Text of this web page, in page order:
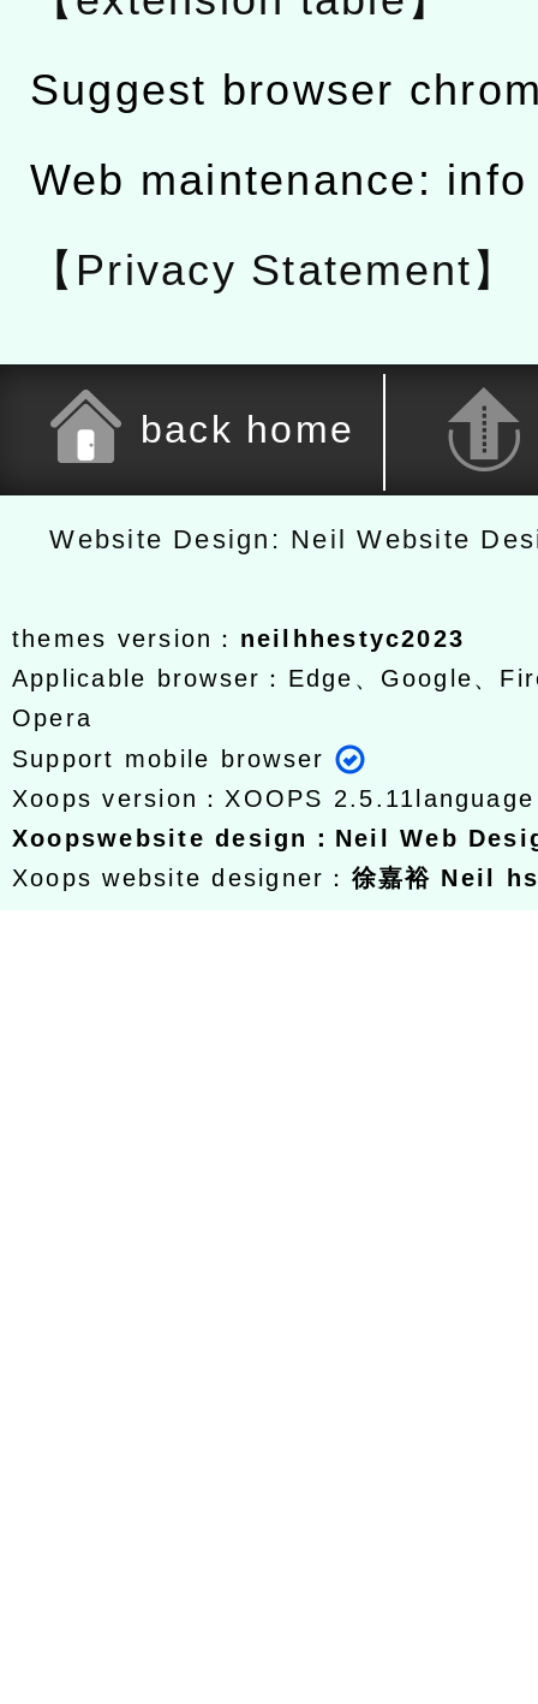
Suggest browser
Web maintenance:
【Privacy Statement】
back home
Website Design: Neil Website
themes version： neilhhestyc2023
Applicable browser：Edge、Google、
Opera
Support mobile browser
Xoops version： XOOPS 2.5.11
Xoopswebsite design ： Neil Web
Xoops website designer： 徐嘉裕 Neil